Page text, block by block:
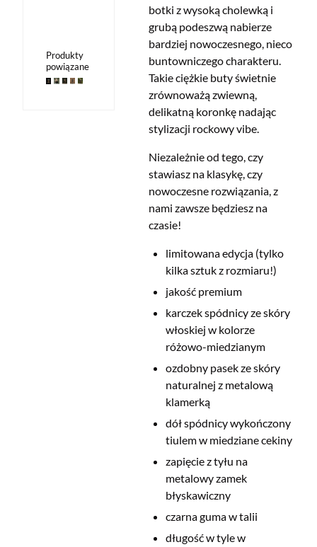
Produkty
powiązane
botki z wysoką cholewką i
grubą podeszwą nabierze
bardziej nowoczesnego, nieco
buntowniczego charakteru.
Takie ciężkie buty świetnie
zrównoważą zwiewną,
delikatną koronkę nadając
stylizacji rockowy vibe.
Niezależnie od tego, czy
stawiasz na klasykę, czy
nowoczesne rozwiązania, z
nami zawsze będziesz na
czasie!
limitowana edycja (tylko
kilka sztuk z rozmiaru!)
jakość premium
karczek spódnicy ze skóry
włoskiej w kolorze
różowo-miedzianym
ozdobny pasek ze skóry
naturalnej z metalową
klamerką
dół spódnicy wykończony
tiulem w miedziane cekiny
zapięcie z tyłu na
metalowy zamek
błyskawiczny
czarna guma w talii
długość w tyle w